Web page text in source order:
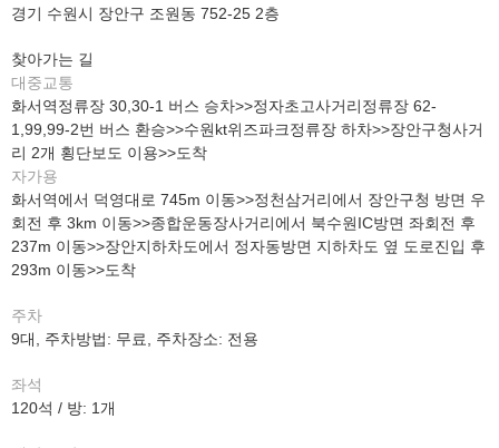
경기 수원시 장안구 조원동 752-25 2층
찾아가는 길
대중교통
화서역정류장 30,30-1 버스 승차>>정자초고사거리정류장 62-
1,99,99-2번 버스 환승>>수원kt위즈파크정류장 하차>>장안구청사거
리 2개 횡단보도 이용>>도착
자가용
화서역에서 덕영대로 745m 이동>>정천삼거리에서 장안구청 방면 우
회전 후 3km 이동>>종합운동장사거리에서 북수원IC방면 좌회전 후
237m 이동>>장안지하차도에서 정자동방면 지하차도 옆 도로진입 후
293m 이동>>도착
주차
9대, 주차방법: 무료, 주차장소: 전용
좌석
120석 / 방: 1개